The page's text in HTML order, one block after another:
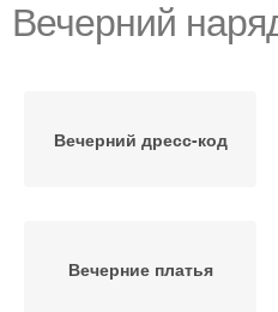
Вечерний
Вечерний дресс-код
Вечерние платья